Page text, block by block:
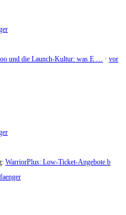
und die Launch-Kultur: was E … · vor
WarriorPlus: Low-Ticket-Angebote b